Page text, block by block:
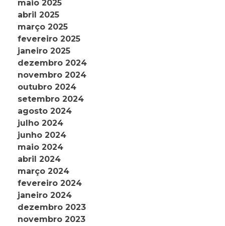
maio 2025
abril 2025
março 2025
fevereiro 2025
janeiro 2025
dezembro 2024
novembro 2024
outubro 2024
setembro 2024
agosto 2024
julho 2024
junho 2024
maio 2024
abril 2024
março 2024
fevereiro 2024
janeiro 2024
dezembro 2023
novembro 2023